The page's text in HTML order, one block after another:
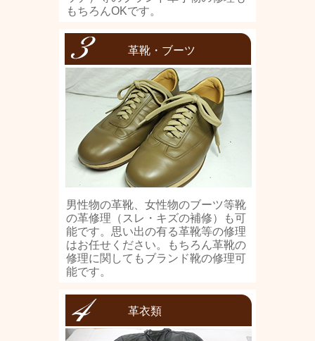
もちろんOKです。
革靴・ブーツ
男性物の革靴、女性物のブーツ等靴
の革修理（スレ・キズの補修）も可
能です。思い出の有る革靴等の修理
はお任せください。もちろん革靴の
修理に関してもブランド靴の修理可
能です。
革衣類